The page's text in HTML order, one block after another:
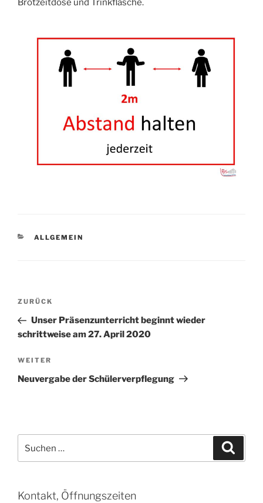
Brotzeitdose und Trinkflasche.
KATEGORIEN
ALLGEMEIN
Beitragsnavigation
Vorheriger
Beitrag
ZURÜCK
Unser Präsenzunterricht beginnt wieder
schrittweise am 27. April 2020
Nächster
Beitrag
WEITER
Neuvergabe der Schülerverpflegung
nach:
Kontakt, Öffnungszeiten